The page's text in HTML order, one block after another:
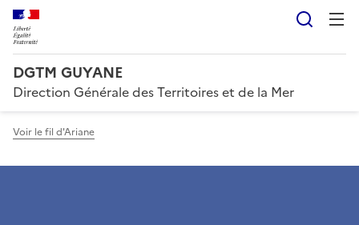
DGTM GUYANE
Direction Générale des Territoires et de la Mer
Voir le fil d'Ariane